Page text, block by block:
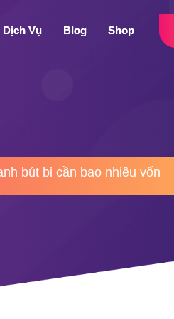
Dịch Vụ Blog Shop
Dịch Vụ Blog Shop
bút bi cần bao nhiêu vốn